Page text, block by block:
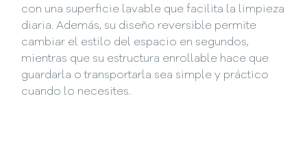
con una superficie lavable que facilita la limpieza
diaria. Además, su diseño reversible permite
cambiar el estilo del espacio en segundos,
mientras que su estructura enrollable hace que
guardarla o transportarla sea simple y práctico
cuando lo necesites.